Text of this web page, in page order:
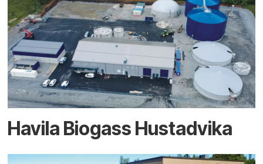
Havila Biogass Hustadvika